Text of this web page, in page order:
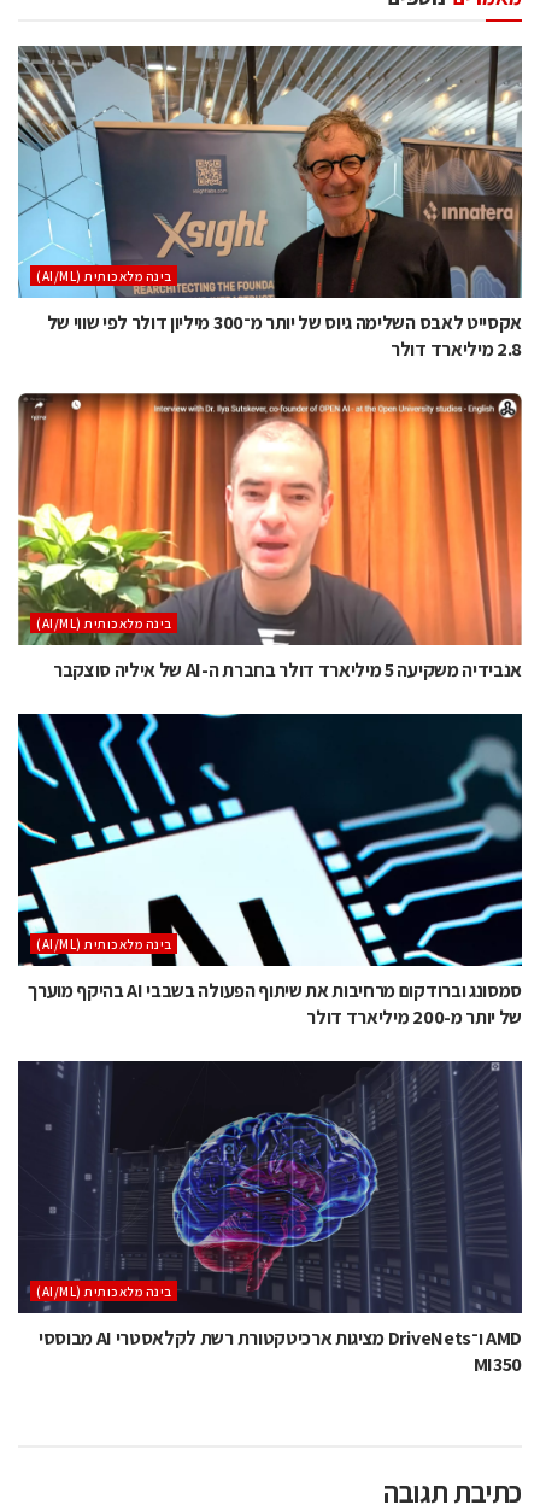
בינה מלאכותית (AI/ML)
אקסייט לאבס השלימה גיוס של יותר מ־300 מיליון דולר לפי שווי של
2.8 מיליארד דולר
בינה מלאכותית (AI/ML)
אנבידיה משקיעה 5 מיליארד דולר בחברת ה-AI של איליה סוצקבר
בינה מלאכותית (AI/ML)
סמסונג וברודקום מרחיבות את שיתוף הפעולה בשבבי AI בהיקף מוערך
של יותר מ-200 מיליארד דולר
בינה מלאכותית (AI/ML)
AMD ו־DriveNets מציגות ארכיטקטורת רשת לקלאסטרי AI מבוססי
MI350
כתיבת תגובה